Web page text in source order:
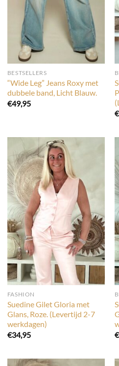
BESTSELLERS
“Wide Leg” Jeans Roxy met
dubbele band, Licht Blauw.
€49,95
€
FASHION
Suedine Gilet Gloria met
Glans, Roze. (Levertijd 2-7
werkdagen)
€34,95
€